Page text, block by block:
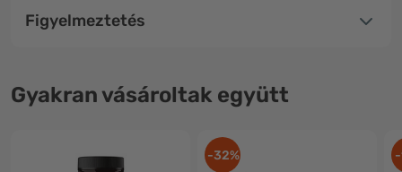
Figyelmeztetés
Gyakran vásároltak együtt
-32%